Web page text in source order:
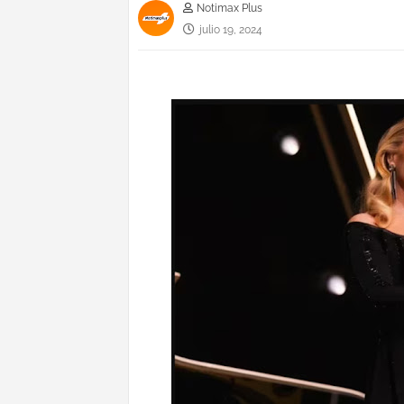
Notimax Plus
julio 19, 2024